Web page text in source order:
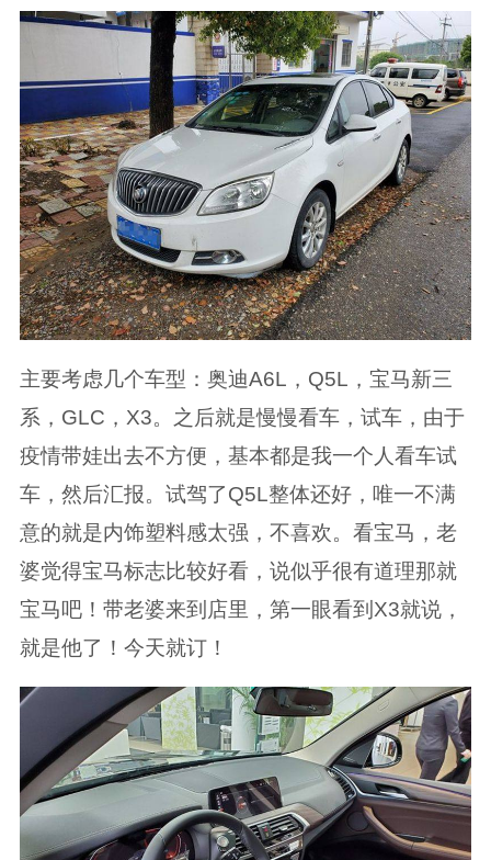
主要考虑几个车型：奥迪A6L，Q5L，宝马新三
系，GLC，X3。之后就是慢慢看车，试车，由于
疫情带娃出去不方便，基本都是我一个人看车试
车，然后汇报。试驾了Q5L整体还好，唯一不满
意的就是内饰塑料感太强，不喜欢。看宝马，老
婆觉得宝马标志比较好看，说似乎很有道理那就
宝马吧！带老婆来到店里，第一眼看到X3就说，
就是他了！今天就订！